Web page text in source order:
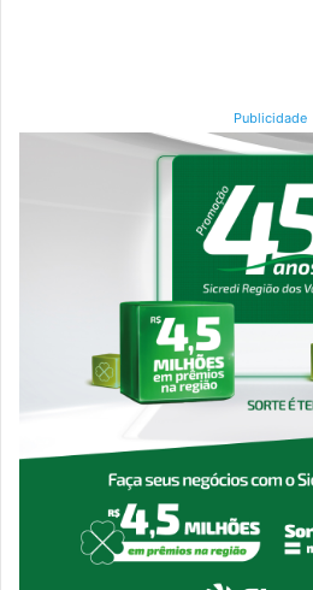
Publicidade